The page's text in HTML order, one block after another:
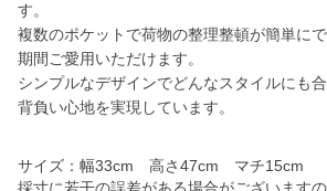
す。
複数のポケットで荷物の整理整頓が簡単に
期間ご愛用いただけます。
シンプルなデザインでどんなスタイルにも
背負い心地を実現しています。
サイズ：幅33cm 高さ47cm マチ15cm